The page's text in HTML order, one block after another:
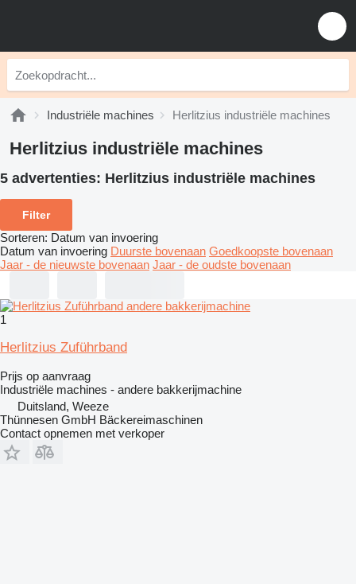
Industriële machines Herlitzius industriële machines
Herlitzius industriële machines
5 advertenties: Herlitzius industriële machines
Filter
Sorteren: Datum van invoering
Datum van invoering Duurste bovenaan Goedkoopste bovenaan
Jaar - de nieuwste bovenaan Jaar - de oudste bovenaan
1
Herlitzius Zuführband
Prijs op aanvraag
Industriële machines - andere bakkerijmachine
Duitsland, Weeze
Thünnesen GmbH Bäckereimaschinen
Contact opnemen met verkoper